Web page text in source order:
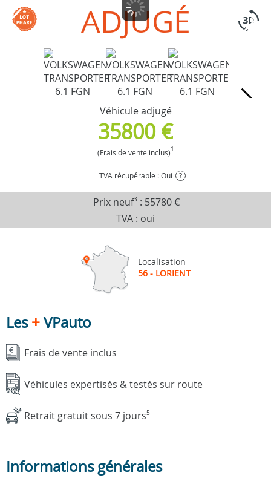
ADJUGÉ
Véhicule adjugé
35800 €
(Frais de vente inclus)1
TVA récupérable : Oui ?
Prix neuf3 : 55780 €
TVA : oui
Localisation
56 - LORIENT
Les+VPauto
Frais de vente inclus
Véhicules expertisés & testés sur route
Retrait gratuit sous 7 jours5
Informations générales